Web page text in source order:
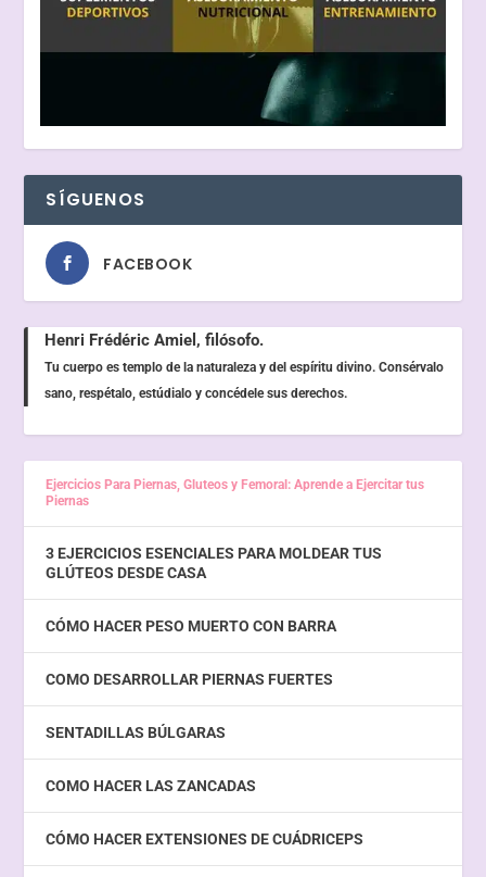
SÍGUENOS
FACEBOOK
Henri Frédéric Amiel, filósofo.
Tu cuerpo es templo de la naturaleza y del espíritu divino. Consérvalo
sano, respétalo, estúdialo y concédele sus derechos.
Ejercicios Para Piernas, Gluteos y Femoral: Aprende a Ejercitar tus
Piernas
3 EJERCICIOS ESENCIALES PARA MOLDEAR TUS
GLÚTEOS DESDE CASA
CÓMO HACER PESO MUERTO CON BARRA
COMO DESARROLLAR PIERNAS FUERTES
SENTADILLAS BÚLGARAS
COMO HACER LAS ZANCADAS
CÓMO HACER EXTENSIONES DE CUÁDRICEPS